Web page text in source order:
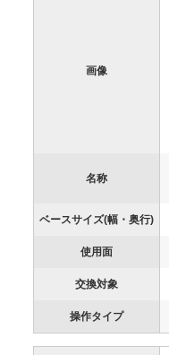
画像
名称
ベースサイズ(幅・奥行)
使用面
交換対象
操作タイプ